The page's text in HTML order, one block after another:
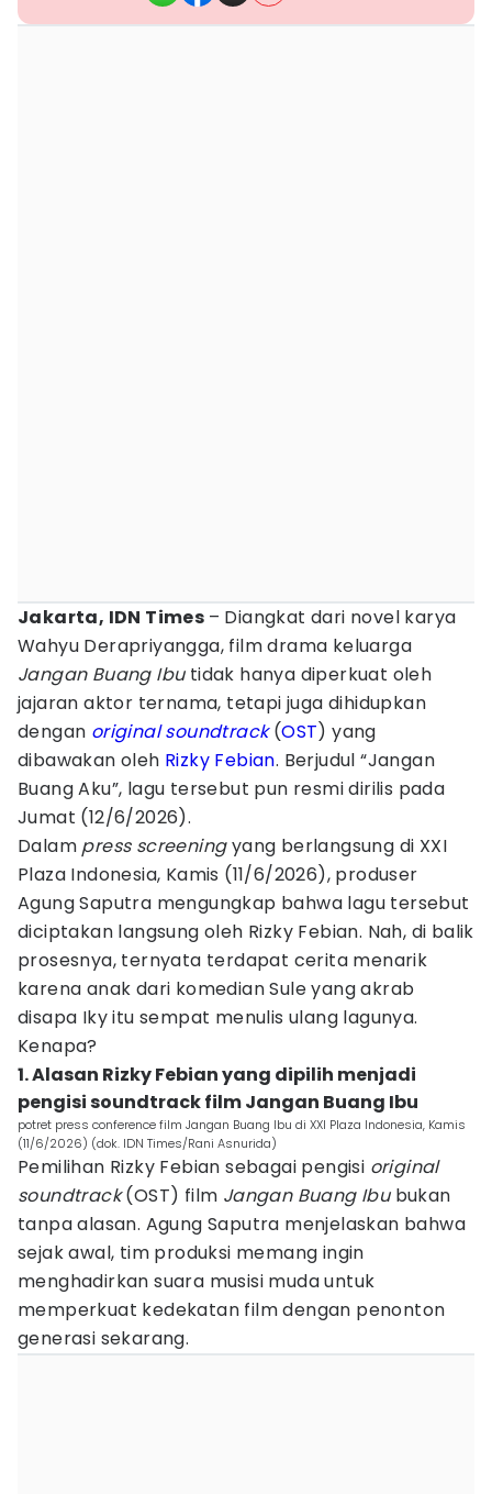
Jakarta, IDN Times – Diangkat dari novel karya
Wahyu Derapriyangga, film drama keluarga
Jangan Buang Ibutidak hanya diperkuat oleh
jajaran aktor ternama, tetapi juga dihidupkan
dengan original soundtrack(OST) yang
dibawakan oleh Rizky Febian. Berjudul “Jangan
Buang Aku”, lagu tersebut pun resmi dirilis pada
Jumat (12/6/2026).
Dalam press screeningyang berlangsung di XXI
Plaza Indonesia, Kamis (11/6/2026), produser
Agung Saputra mengungkap bahwa lagu tersebut
diciptakan langsung oleh Rizky Febian. Nah, di balik
prosesnya, ternyata terdapat cerita menarik
karena anak dari komedian Sule yang akrab
disapa Iky itu sempat menulis ulang lagunya.
Kenapa?
1. Alasan Rizky Febian yang dipilih menjadi
pengisi soundtrack film Jangan Buang Ibu
potret press conference film Jangan Buang Ibu di XXI Plaza Indonesia, Kamis
(11/6/2026) (dok. IDN Times/Rani Asnurida)
Pemilihan Rizky Febian sebagai pengisi original
soundtrack(OST) film Jangan Buang Ibubukan
tanpa alasan. Agung Saputra menjelaskan bahwa
sejak awal, tim produksi memang ingin
menghadirkan suara musisi muda untuk
memperkuat kedekatan film dengan penonton
generasi sekarang.